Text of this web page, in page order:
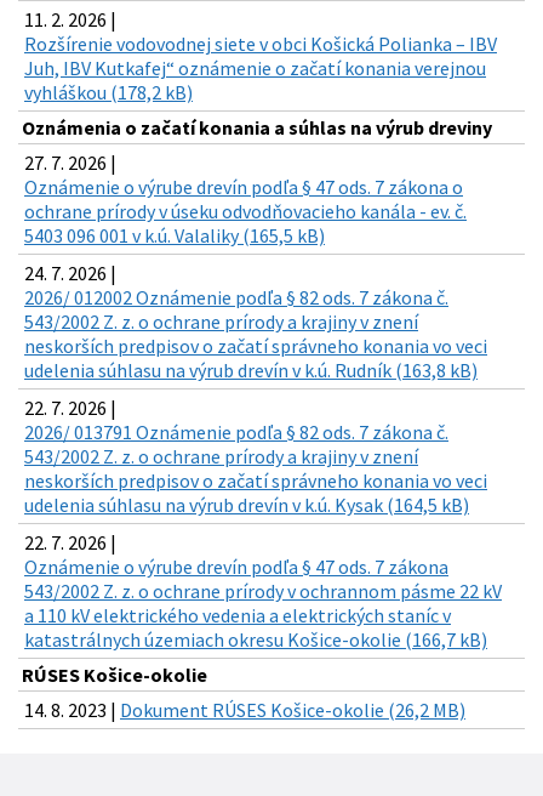
11. 2. 2026 |
Rozšírenie vodovodnej siete v obci Košická Polianka – IBV
Juh, IBV Kutkafej“ oznámenie o začatí konania verejnou
vyhláškou (178,2 kB)
Oznámenia o začatí konania a súhlas na výrub dreviny
27. 7. 2026 |
Oznámenie o výrube drevín podľa § 47 ods. 7 zákona o
ochrane prírody v úseku odvodňovacieho kanála - ev. č.
5403 096 001 v k.ú. Valaliky (165,5 kB)
24. 7. 2026 |
2026/ 012002 Oznámenie podľa § 82 ods. 7 zákona č.
543/2002 Z. z. o ochrane prírody a krajiny v znení
neskorších predpisov o začatí správneho konania vo veci
udelenia súhlasu na výrub drevín v k.ú. Rudník (163,8 kB)
22. 7. 2026 |
2026/ 013791 Oznámenie podľa § 82 ods. 7 zákona č.
543/2002 Z. z. o ochrane prírody a krajiny v znení
neskorších predpisov o začatí správneho konania vo veci
udelenia súhlasu na výrub drevín v k.ú. Kysak (164,5 kB)
22. 7. 2026 |
Oznámenie o výrube drevín podľa § 47 ods. 7 zákona
543/2002 Z. z. o ochrane prírody v ochrannom pásme 22 kV
a 110 kV elektrického vedenia a elektrických staníc v
katastrálnych územiach okresu Košice-okolie (166,7 kB)
RÚSES Košice-okolie
14. 8. 2023 | Dokument RÚSES Košice-okolie (26,2 MB)